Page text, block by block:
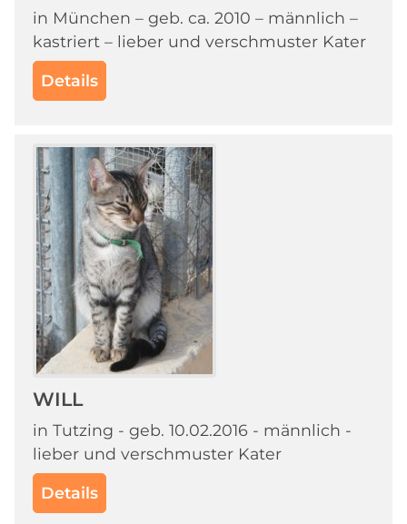
in München – geb. ca. 2010 – männlich –
kastriert – lieber und verschmuster Kater
Details
WILL
in Tutzing - geb. 10.02.2016 - männlich -
lieber und verschmuster Kater
Details